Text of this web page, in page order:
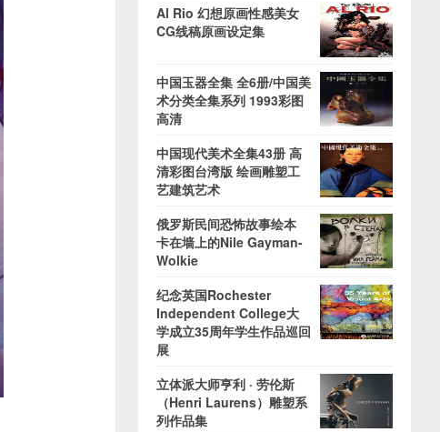
Al Rio 幻想原画性感美女
CG线稿原画设定集
中国玉器全集 全6册/中国美
术分类全集系列 1993彩图
高清
中国现代美术全集43册 高
清彩图台湾版 绘画雕塑工
艺建筑艺术
俄罗斯民间恐怖故事绘本
卡在墙上的Nile Gayman-
Wolkie
纪念英国Rochester
Independent College大
学成立35周年学生作品巡回
展
立体派大师亨利 · 劳伦斯
（Henri Laurens）雕塑系
列作品集